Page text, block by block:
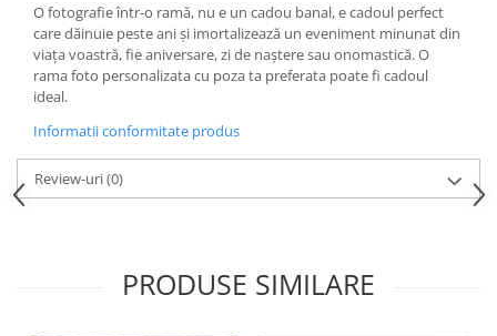
O fotografie într-o ramă, nu e un cadou banal, e cadoul perfect
care dăinuie peste ani și imortalizează un eveniment minunat din
viața voastră, fie aniversare, zi de naștere sau onomastică. O
rama foto personalizata cu poza ta preferata poate fi cadoul
ideal.
Informatii conformitate produs
Review-uri(0)
PRODUSE SIMILARE